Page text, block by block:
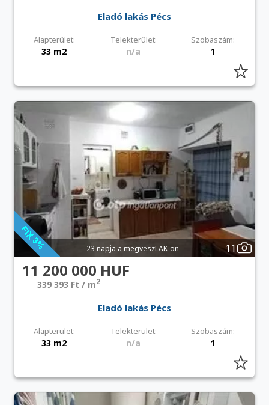
Eladó lakás Pécs
Alapterület: Telekterület: Szobaszám:
33 m2 n/a 1
23 napja a megveszLAK-on 11
11 200 000 HUF
339 393 Ft / m2
Eladó lakás Pécs
Alapterület: Telekterület: Szobaszám:
33 m2 n/a 1